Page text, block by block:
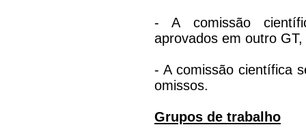
- A comissão
aprovados em outro
- A comissão científica
omissos.
Grupos de trabalho